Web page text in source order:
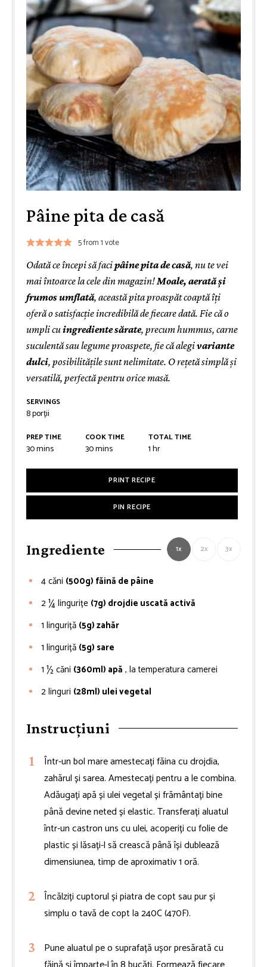
Pâine pita de casă
5from 1 vote
Odată ce începi să facipâine pita de casă, nu te vei
mai întoarce la cele din magazin!Moale, aerată și
frumos umflată, această pita proaspăt coaptă îți
oferă o satisfacție incredibilă de fiecare dată. Fie că o
umpli cuingrediente sărate, precum hummus, carne
suculentă sau legume proaspete, fie că alegivariante
dulci, posibilitățile sunt nelimitate. O rețetă simplă și
versatilă, perfectă pentru orice masă.
SERVINGS
8porții
PREP TIME
30minutes
mins
COOK TIME
30minutes
mins
TOTAL TIME
1hour
hr
PRINT RECIPE
PIN RECIPE
Ingrediente 1x 2x 3x
4căni (500g) făină de pâine
2 ¼lingurițe (7g) drojdie uscată activă
1 linguriță (5g) zahăr
1 linguriță (5g) sare
1 ½căni (360ml) apă , la temperatura camerei
2linguri (28ml) ulei vegetal
Instrucțiuni
Într-un bol mare amestecați făina cu drojdia,
zahărul și sarea. Amestecați pentru a le combina.
Adăugați apă și ulei vegetal și frământați bine
până devine neted și elastic. Transferați aluatul
într-un castron uns cu ulei, acoperiți cu folie de
plastic și lăsați-l să crească până își dublează
dimensiunea, timp de aproximativ 1 oră.
Încălziți cuptorul și piatra de copt sau pur și
simplu o tavă de copt la 240C (470F).
Pune aluatul pe o suprafață ușor presărată cu